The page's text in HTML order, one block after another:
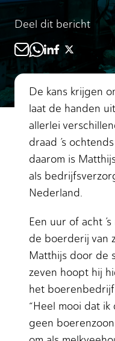
Deel dit bericht
De kans krijgen
laat de handen
allerlei
draad ’s
daarom is
als
Nederland.
Een uur of acht
de boerderij van
Matthijs door de
zeven hoopt hij
het
“Heel mooi dat
geen